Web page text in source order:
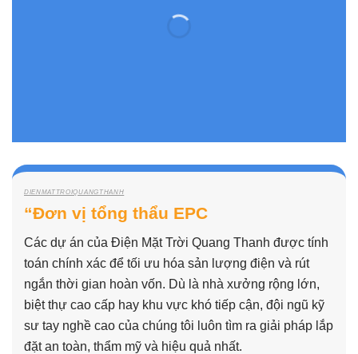
DIENMATTROIQUANGTHANH
“Đơn vị tổng thẩu EPC
Các dự án của Điện Mặt Trời Quang Thanh được tính
toán chính xác để tối ưu hóa sản lượng điện và rút
ngắn thời gian hoàn vốn. Dù là nhà xưởng rộng lớn,
biệt thự cao cấp hay khu vực khó tiếp cận, đội ngũ kỹ
sư tay nghề cao của chúng tôi luôn tìm ra giải pháp lắp
đặt an toàn, thẩm mỹ và hiệu quả nhất.